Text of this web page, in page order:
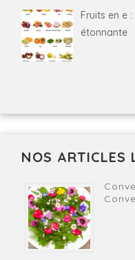
Fruits en e
étonnante
NOS ARTICLES